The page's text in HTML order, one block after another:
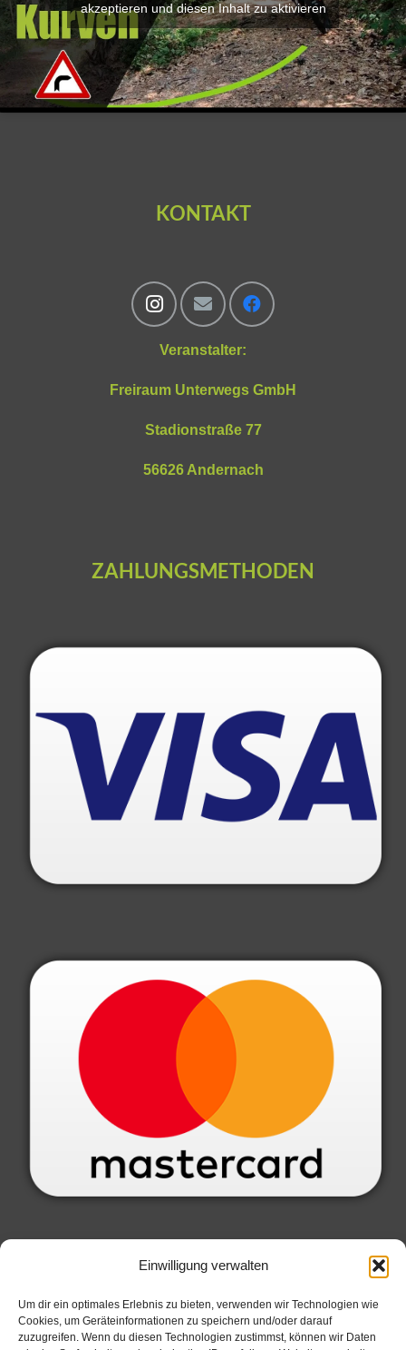
Einwilligung verwalten
Um dir ein optimales Erlebnis zu bieten, verwenden wir Technologien wie
Cookies, um Geräteinformationen zu speichern und/oder darauf
zuzugreifen. Wenn du diesen Technologien zustimmst, können wir Daten
akzeptieren und diesen Inhalt zu aktivieren
KONTAKT
Veranstalter:
Freiraum Unterwegs GmbH
Stadionstraße 77
56626 Andernach
ZAHLUNGSMETHODEN
SERVICE INFORMATIONEN
Datenschutzbelehrung
Widerrufsbelehrung